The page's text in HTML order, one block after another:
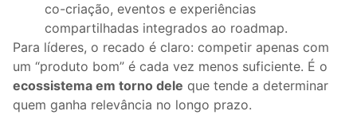
co-criação, eventos e experiências
compartilhadas integrados ao roadmap.
Para líderes, o recado é claro: competir apenas com
um “produto bom” é cada vez menos suficiente. É o
ecossistema em torno dele que tende a determinar
quem ganha relevância no longo prazo.